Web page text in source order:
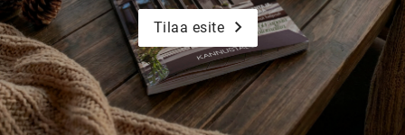
Tilaa esite